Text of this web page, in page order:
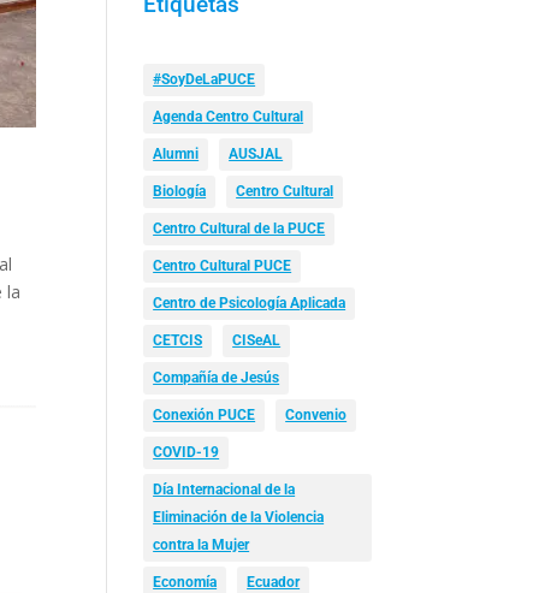
la
#SoyDeLaPUCE
Agenda Centro Cultural
Alumni AUSJAL
Biología Centro Cultural
Centro Cultural de la PUCE
Centro Cultural PUCE
Centro de Psicología Aplicada
CETCIS CISeAL
Compañía de Jesús
Conexión PUCE Convenio
COVID-19
Día Internacional de la
Eliminación de la Violencia
contra la Mujer
Economía Ecuador